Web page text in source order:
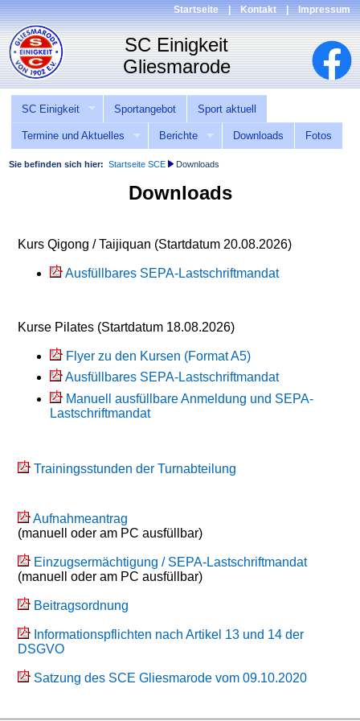
Startseite | Kontakt | Impressum
SC Einigkeit Sportangebot Sport aktuell
Termine und Aktuelles Berichte Downloads Fotos
Sie befinden sich hier: Startseite SCE Downloads
Downloads
Kurs Qigong / Taijiquan (Startdatum 20.08.2026)
Ausfüllbares SEPA-Lastschriftmandat
Kurse Pilates (Startdatum 18.08.2026)
Flyer zu den Kursen (Format A5)
Ausfüllbares SEPA-Lastschriftmandat
Manuell ausfüllbare Anmeldung und SEPA-
Lastschriftmandat
Trainingsstunden der Turnabteilung
Aufnahmeantrag
(manuell oder am PC ausfüllbar)
Einzugsermächtigung / SEPA-Lastschriftmandat
(manuell oder am PC ausfüllbar)
Beitragsordnung
Informationspflichten nach Artikel 13 und 14 der
DSGVO
Satzung des SCE Gliesmarode vom 09.10.2020